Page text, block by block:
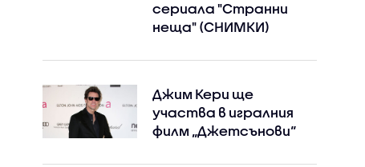
сериала "Странни
неща" (СНИМКИ)
Джим Кери ще
участва в игралния
филм „Джетсънови“